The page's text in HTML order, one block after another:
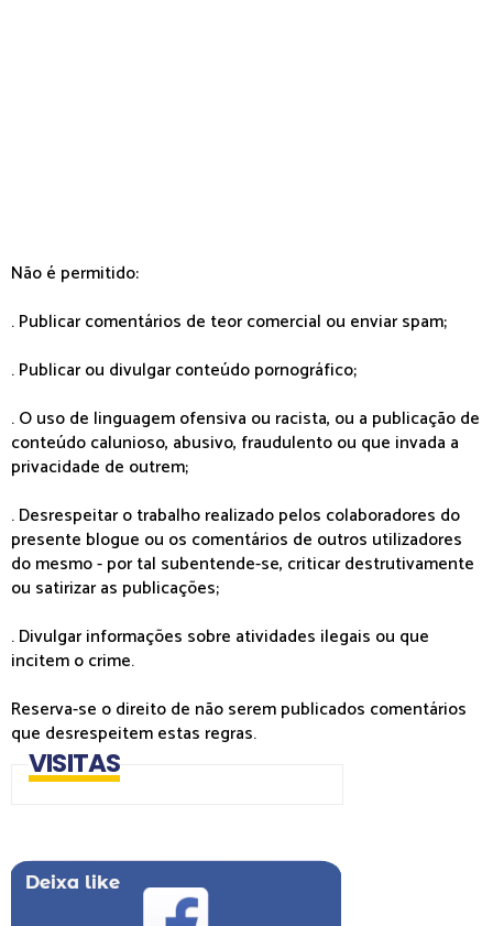
Não é permitido:
. Publicar comentários de teor comercial ou enviar spam;
. Publicar ou divulgar conteúdo pornográfico;
. O uso de linguagem ofensiva ou racista, ou a publicação de
conteúdo calunioso, abusivo, fraudulento ou que invada a
privacidade de outrem;
. Desrespeitar o trabalho realizado pelos colaboradores do
presente blogue ou os comentários de outros utilizadores
do mesmo - por tal subentende-se, criticar destrutivamente
ou satirizar as publicações;
. Divulgar informações sobre atividades ilegais ou que
incitem o crime.
Reserva-se o direito de não serem publicados comentários
que desrespeitem estas regras.
VISITAS